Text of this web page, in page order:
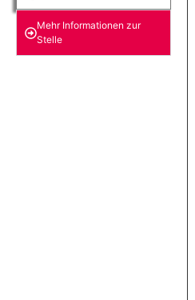
Mehr Informationen zur
Stelle